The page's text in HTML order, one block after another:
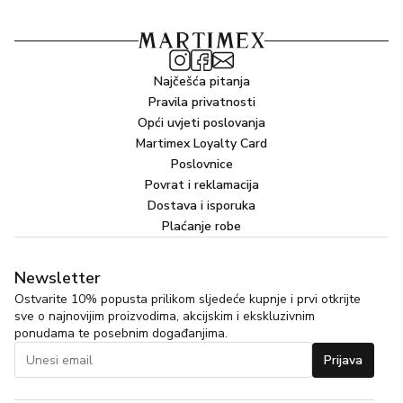
Kompletan i aktualan popis sastojaka pročitajte na
Najčešća pitanja
Pravila privatnosti
Opći uvjeti poslovanja
Martimex Loyalty Card
Poslovnice
Povrat i reklamacija
Dostava i isporuka
Plaćanje robe
Newsletter
Ostvarite 10% popusta prilikom sljedeće kupnje i prvi otkrijte
sve o najnovijim proizvodima, akcijskim i ekskluzivnim
ponudama te posebnim događanjima.
Prijava